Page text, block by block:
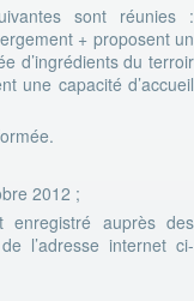
sont réunies :
+ proposent un
d’ingrédients du terroir
une capacité d’accueil
2012 ;
enregistré auprès des
l’adresse internet ci-